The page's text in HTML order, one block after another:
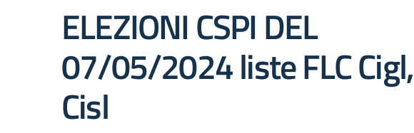
ELEZIONI CSPI DEL
07/05/2024 liste FLC Cigl,
Cisl